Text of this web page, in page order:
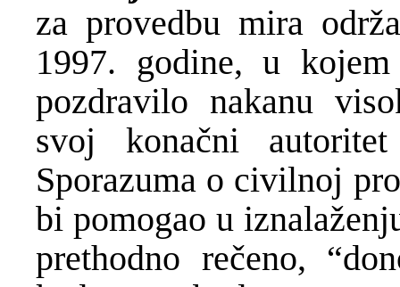
za provedbu mira
1997. godine, u
pozdravilo nakanu
svoj konačni
Sporazuma o civilnoj
bi pomogao u
prethodno rečeno,